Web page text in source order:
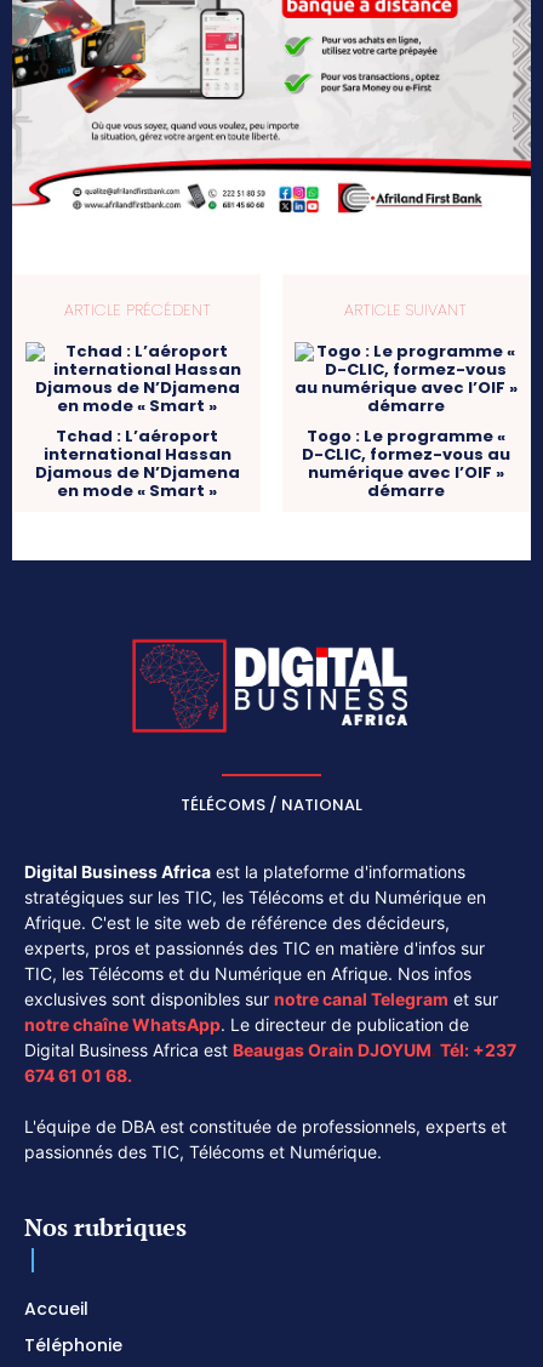
ARTICLE PRÉCÉDENT
Tchad : L’aéroport
international Hassan
Djamous de N’Djamena
en mode « Smart »
ARTICLE SUIVANT
Togo : Le programme «
D-CLIC, formez-vous au
numérique avec l’OIF »
démarre
TÉLÉCOMS / NATIONAL
Digital Business Africa est la plateforme d'informations
stratégiques sur les TIC, les Télécoms et du Numérique en
Afrique. C'est le site web de référence des décideurs,
experts, pros et passionnés des TIC en matière d'infos sur
TIC, les Télécoms et du Numérique en Afrique. Nos infos
exclusives sont disponibles sur notre canal Telegram et sur
notre chaîneWhatsApp. Le directeur de publication de
Digital Business Africa est Beaugas Orain DJOYUM. Tél: +237
674 61 01 68.
L'équipe de DBA est constituée de professionnels, experts et
passionnés des TIC, Télécoms et Numérique.
Nos rubriques
Accueil
Téléphonie